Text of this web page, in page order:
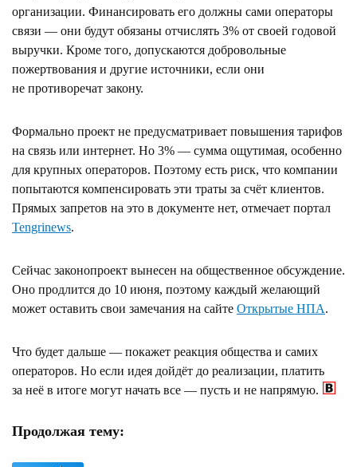
организации. Финансировать его должны сами операторы
связи — они будут обязаны отчислять 3% от своей годовой
выручки. Кроме того, допускаются добровольные
пожертвования и другие источники, если они
не противоречат закону.
Формально проект не предусматривает повышения тарифов
на связь или интернет. Но 3% — сумма ощутимая, особенно
для крупных операторов. Поэтому есть риск, что компании
попытаются компенсировать эти траты за счёт клиентов.
Прямых запретов на это в документе нет, отмечает портал
Tengrinews.
Сейчас законопроект вынесен на общественное обсуждение.
Оно продлится до 10 июня, поэтому каждый желающий
может оставить свои замечания на сайте Открытые НПА.
Что будет дальше — покажет реакция общества и самих
операторов. Но если идея дойдёт до реализации, платить
за неё в итоге могут начать все — пусть и не напрямую.
Продолжая тему: